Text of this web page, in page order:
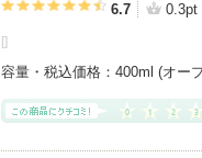
6.7 0.3pt
[]
容量・税込価格： 400ml (オー